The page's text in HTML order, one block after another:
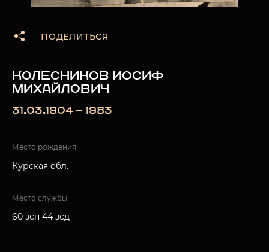
ПОДЕЛИТЬСЯ
КОЛЕСНИКОВ ИОСИФ
МИХАЙЛОВИЧ
31.03.1904 — 1983
Место рождения
Курская обл.
Место службы
60 зсп 44 зсд